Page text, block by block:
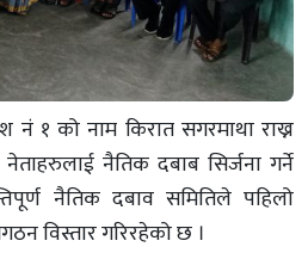
नं १ को नाम किरात सगरमाथा राख्न
नैतिक दबाब सिर्जना गर्ने
नैतिक दबाव समितिले पहिलो
विस्तार गरिरहेको छ ।